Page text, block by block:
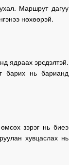
Маршрут дагуу
нөхөөрэй.
ядраах эрсдэлтэй.
барих нь барианд
зэрэг нь биеэ
хувцаслах нь